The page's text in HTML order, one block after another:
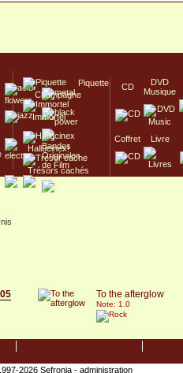
Piquette
Champagne
Immortel
Hallucinex!
Trésors cachés
Culte/Collector
CD
DVD
Musique
Coffret Livre
To the afterglow
Note: 1.0
2026 Sefronia - administration